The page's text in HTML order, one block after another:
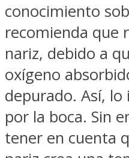
conocimiento
recomienda que
nariz, debido a
oxígeno
depurado. Así, lo
por la boca. Sin
tener en cuenta